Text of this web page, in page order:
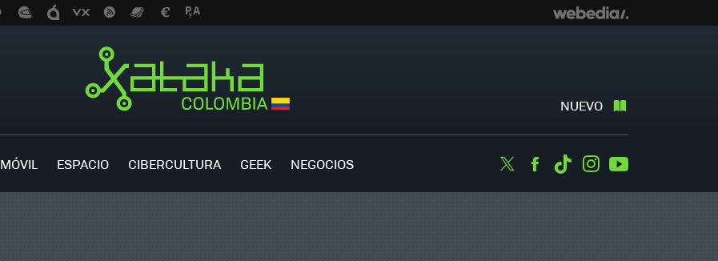
NUEVO
MÓVIL ESPACIO CIBERCULTURA GEEK NEGOCIOS TwitterFacebook
TiktokInstagram